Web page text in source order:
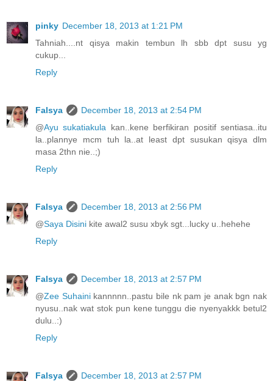
pinky December 18, 2013 at 1:21 PM
Tahniah....nt qisya makin tembun lh sbb dpt susu yg
cukup...
Reply
Falsya
December 18, 2013 at 2:54 PM
@Ayu sukatiakula kan..kene berfikiran positif sentiasa..itu
la..plannye mcm tuh la..at least dpt susukan qisya dlm
masa 2thn nie..;)
Reply
Falsya
December 18, 2013 at 2:56 PM
@Saya Disini kite awal2 susu xbyk sgt...lucky u..hehehe
Reply
Falsya
December 18, 2013 at 2:57 PM
@Zee Suhainikannnnn..pastu bile nk pam je anak bgn nak
nyusu..nak wat stok pun kene tunggu die nyenyakkk betul2
dulu..:)
Reply
Falsya
December 18, 2013 at 2:57 PM